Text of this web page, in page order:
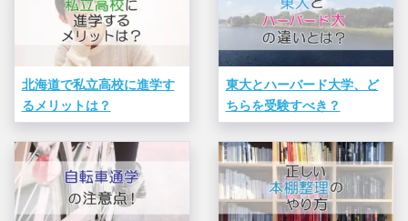
北海道で私立高校に進学す
るメリットは？
東大とハーバード大学、ど
ちらを受験すべき？